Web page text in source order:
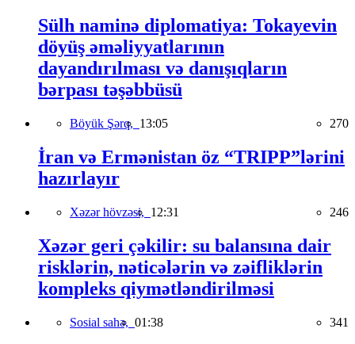
Sülh naminə diplomatiya: Tokayevin
döyüş əməliyyatlarının
dayandırılması və danışıqların
bərpası təşəbbüsü
Böyük Şərq, 13:05 270
İran və Ermənistan öz “TRIPP”lərini
hazırlayır
Xəzər hövzəsi, 12:31 246
Xəzər geri çəkilir: su balansına dair
risklərin, nəticələrin və zəifliklərin
kompleks qiymətləndirilməsi
Sosial sahə, 01:38 341